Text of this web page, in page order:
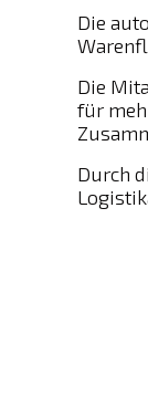
Die
Die
für
Durch